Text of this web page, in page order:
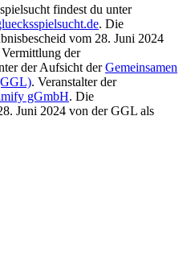
findest du unter
. Die
vom 28. Juni 2024
der
der Aufsicht derGemeinsamen
. Veranstalter der
gGmbH. Die
Juni 2024 von der GGL als